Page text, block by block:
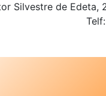
Silvestre de Edeta,